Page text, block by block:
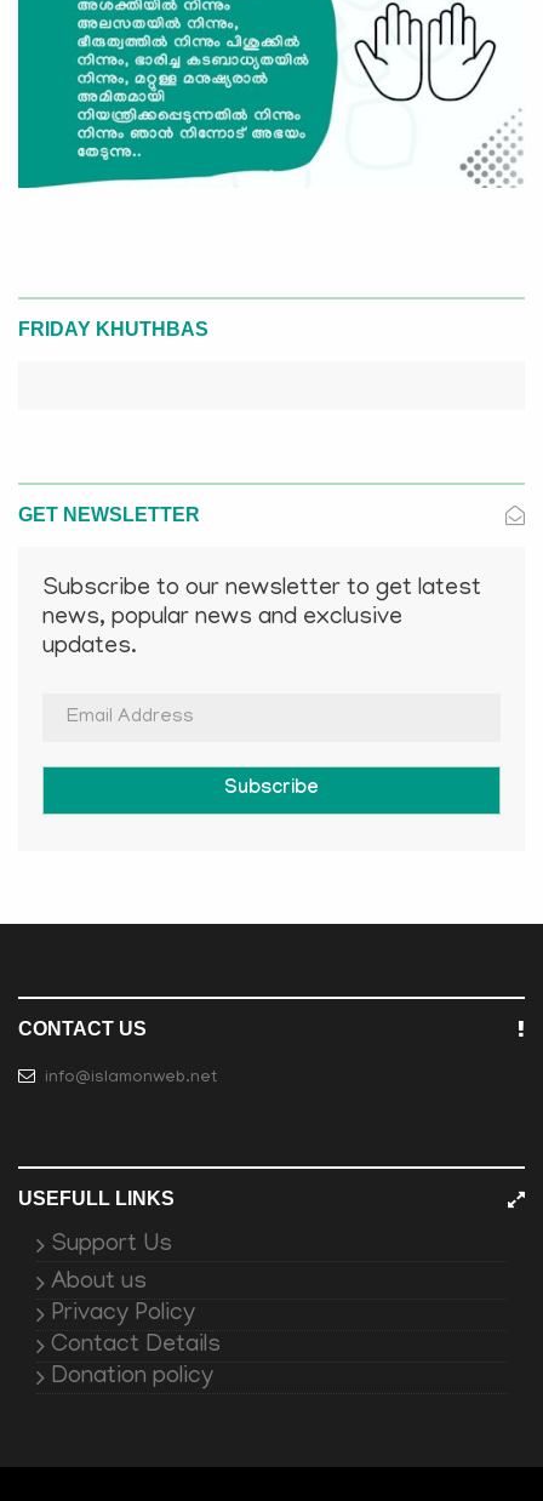
FRIDAY KHUTHBAS
GET NEWSLETTER
Subscribe to our newsletter to get latest
news, popular news and exclusive
updates.
Subscribe
CONTACT US
info@islamonweb.net
USEFULL LINKS
Support Us
About us
Privacy Policy
Contact Details
Donation policy